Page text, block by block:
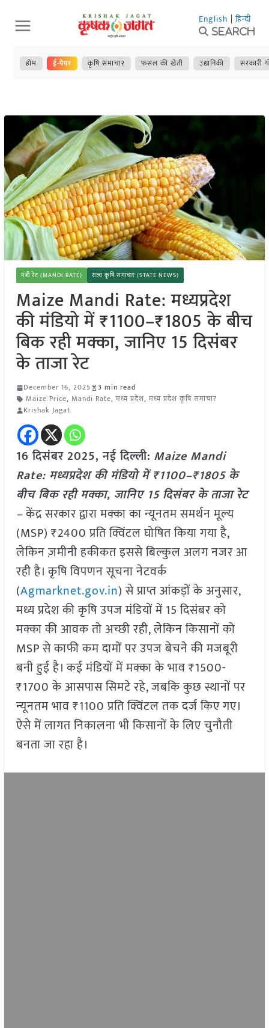
Skip
to
content
English | हिन्दी
Search
होम ई-पेपर कृषि समाचार फसल की खेती उद्यानिकी सरकारी
मंडी रेट (MANDI RATE) राज्य कृषि समाचार (STATE NEWS)
Maize Mandi Rate: मध्यप्रदेश
की मंडियो में ₹1100–₹1805 के बीच
बिक रही मक्का, जानिए 15 दिसंबर
के ताजा रेट
December 16, 2025
3 min read
Maize Price, Mandi Rate, मध्य प्रदेश, मध्य प्रदेश कृषि समाचार
Krishak Jagat
16 दिसंबर 2025, नई दिल्ली: Maize Mandi
Rate: मध्यप्रदेश की मंडियो में ₹1100–₹1805 के
बीच बिक रही मक्का, जानिए 15 दिसंबर के ताजा रेट
–केंद्र सरकार द्वारा मक्का का न्यूनतम समर्थन मूल्य
(MSP) ₹2400 प्रति क्विंटल घोषित किया गया है,
लेकिन ज़मीनी हकीकत इससे बिल्कुल अलग नजर आ
रही है। कृषि विपणन सूचना नेटवर्क
(Agmarknet.gov.in) से प्राप्त आंकड़ों के अनुसार,
मध्य प्रदेश की कृषि उपज मंडियों में 15 दिसंबर को
मक्का की आवक तो अच्छी रही, लेकिन किसानों को
MSP से काफी कम दामों पर उपज बेचने की मजबूरी
बनी हुई है। कई मंडियों में मक्का के भाव ₹1500-
₹1700 के आसपास सिमटे रहे, जबकि कुछ स्थानों पर
न्यूनतम भाव ₹1100 प्रति क्विंटल तक दर्ज किए गए।
ऐसे में लागत निकालना भी किसानों के लिए चुनौती
बनता जा रहा है।